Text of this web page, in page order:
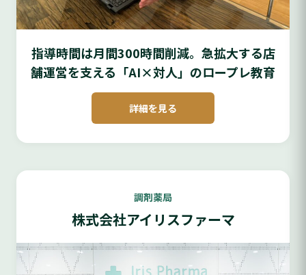
指導時間は月間300時間削減。急拡大する店
舗運営を支える「AI×対人」のロープレ教育
詳細を見る
調剤薬局
株式会社アイリスファーマ